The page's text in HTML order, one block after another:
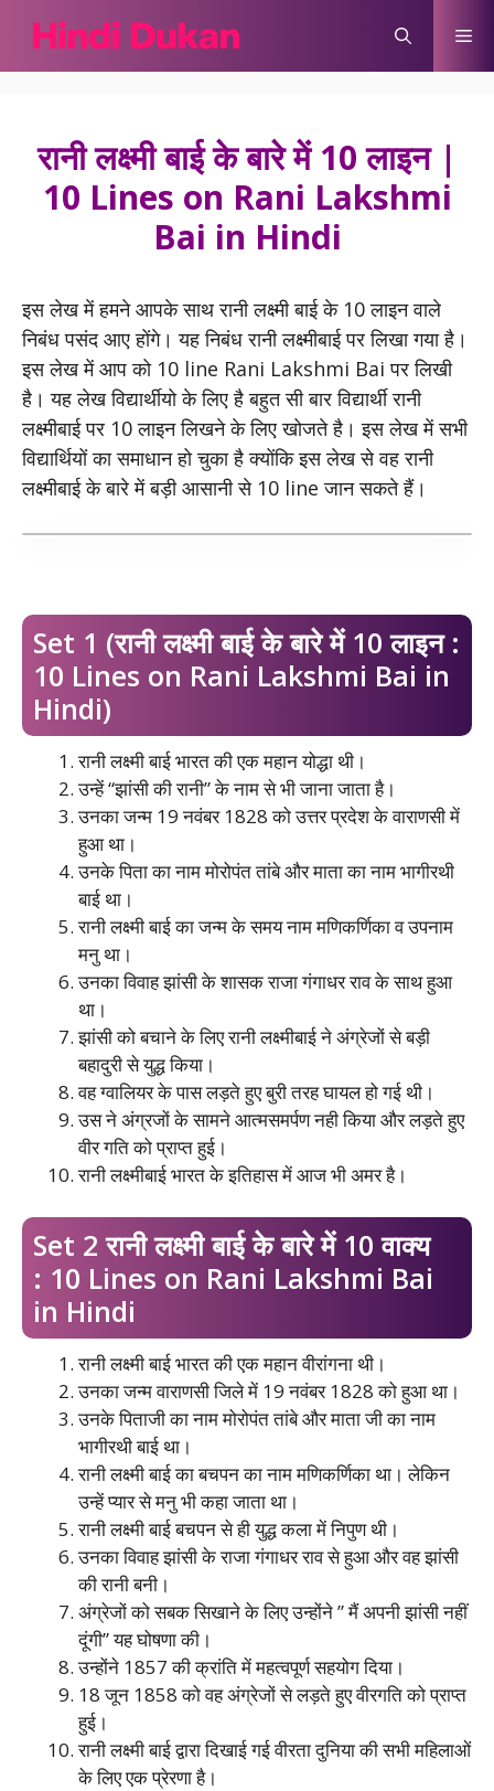
content
रानी लक्ष्मी बाई के बारे में 10 लाइन |
10 Lines on Rani Lakshmi
Bai in Hindi
इस लेख में हमने आपके साथ रानी लक्ष्मी बाई के 10 लाइन वाले
निबंध पसंद आए होंगे। यह निबंध रानी लक्ष्मीबाई पर लिखा गया है।
इस लेख में आप को 10 line Rani Lakshmi Bai पर लिखी
है। यह लेख विद्यार्थीयो के लिए है बहुत सी बार विद्यार्थी रानी
लक्ष्मीबाई पर 10 लाइन लिखने के लिए खोजते है। इस लेख में सभी
विद्यार्थियों का समाधान हो चुका है क्योंकि इस लेख से वह रानी
लक्ष्मीबाई के बारे में बड़ी आसानी से 10 line जान सकते हैं।
Set 1 (रानी लक्ष्मी बाई के बारे में 10 लाइन :
10 Lines on Rani Lakshmi Bai in
Hindi)
रानी लक्ष्मी बाई भारत की एक महान योद्धा थी।
उन्हें “झांसी की रानी” के नाम से भी जाना जाता है।
उनका जन्म 19 नवंबर 1828 को उत्तर प्रदेश के वाराणसी में
हुआ था।
उनके पिता का नाम मोरोपंत तांबे और माता का नाम भागीरथी
बाई था।
रानी लक्ष्मी बाई का जन्म के समय नाम मणिकर्णिका व उपनाम
मनु था।
उनका विवाह झांसी के शासक राजा गंगाधर राव के साथ हुआ
था।
झांसी को बचाने के लिए रानी लक्ष्मीबाई ने अंग्रेजों से बड़ी
बहादुरी से युद्ध किया।
वह ग्वालियर के पास लड़ते हुए बुरी तरह घायल हो गई थी।
उस ने अंग्रजों के सामने आत्मसमर्पण नही किया और लड़ते हुए
वीर गति को प्राप्त हुई।
रानी लक्ष्मीबाई भारत के इतिहास में आज भी अमर है।
Set 2 रानी लक्ष्मी बाई के बारे में 10 वाक्य
: 10 Lines on Rani Lakshmi Bai
in Hindi
रानी लक्ष्मी बाई भारत की एक महान वीरांगना थी।
उनका जन्म वाराणसी जिले में 19 नवंबर 1828 को हुआ था।
उनके पिताजी का नाम मोरोपंत तांबे और माता जी का नाम
भागीरथी बाई था।
रानी लक्ष्मी बाई का बचपन का नाम मणिकर्णिका था। लेकिन
उन्हें प्यार से मनु भी कहा जाता था।
रानी लक्ष्मी बाई बचपन से ही युद्ध कला में निपुण थी।
उनका विवाह झांसी के राजा गंगाधर राव से हुआ और वह झांसी
की रानी बनी।
अंग्रेजों को सबक सिखाने के लिए उन्होंने ” मैं अपनी झांसी नहीं
दूंगी” यह घोषणा की।
उन्होंने 1857 की क्रांति में महत्वपूर्ण सहयोग दिया।
18 जून 1858 को वह अंग्रेजों से लड़ते हुए वीरगति को प्राप्त
हुई।
रानी लक्ष्मी बाई द्वारा दिखाई गई वीरता दुनिया की सभी महिलाओं
के लिए एक प्रेरणा है।